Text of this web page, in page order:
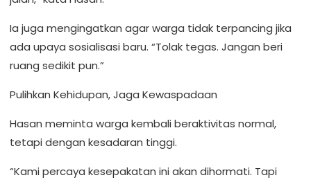
Ia juga mengingatkan agar warga tidak terpancing jika
ada upaya sosialisasi baru. “Tolak tegas. Jangan beri
ruang sedikit pun.”
Pulihkan Kehidupan, Jaga Kewaspadaan
Hasan meminta warga kembali beraktivitas normal,
tetapi dengan kesadaran tinggi.
“Kami percaya kesepakatan ini akan dihormati. Tapi